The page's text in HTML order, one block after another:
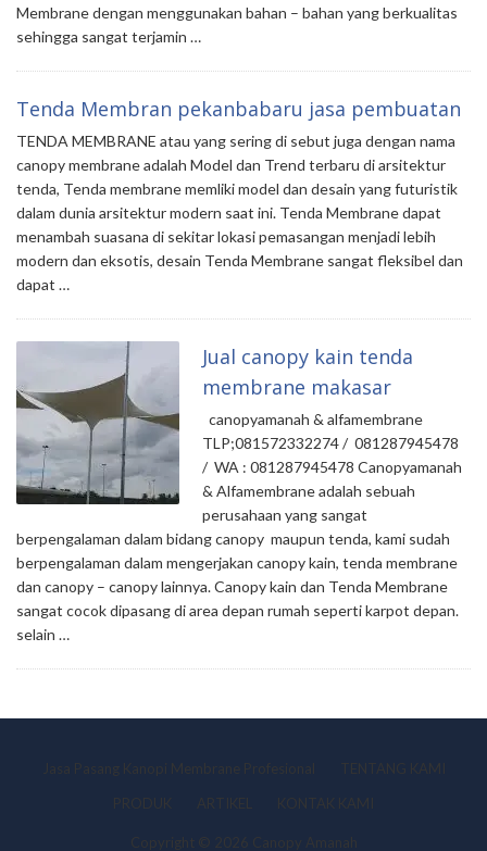
Membrane dengan menggunakan bahan – bahan yang berkualitas
sehingga sangat terjamin …
Tenda Membran pekanbabaru jasa pembuatan
TENDA MEMBRANE atau yang sering di sebut juga dengan nama
canopy membrane adalah Model dan Trend terbaru di arsitektur
tenda, Tenda membrane memliki model dan desain yang futuristik
dalam dunia arsitektur modern saat ini. Tenda Membrane dapat
menambah suasana di sekitar lokasi pemasangan menjadi lebih
modern dan eksotis, desain Tenda Membrane sangat fleksibel dan
dapat …
Jual canopy kain tenda
membrane makasar
canopyamanah & alfamembrane
TLP;081572332274 / 081287945478
/ WA : 081287945478 Canopyamanah
& Alfamembrane adalah sebuah
perusahaan yang sangat
berpengalaman dalam bidang canopy maupun tenda, kami sudah
berpengalaman dalam mengerjakan canopy kain, tenda membrane
dan canopy – canopy lainnya. Canopy kain dan Tenda Membrane
sangat cocok dipasang di area depan rumah seperti karpot depan.
selain …
Jasa Pasang Kanopi Membrane Profesional
TENTANG KAMI
PRODUK
ARTIKEL KONTAK KAMI
Copyright © 2026 Canopy Amanah